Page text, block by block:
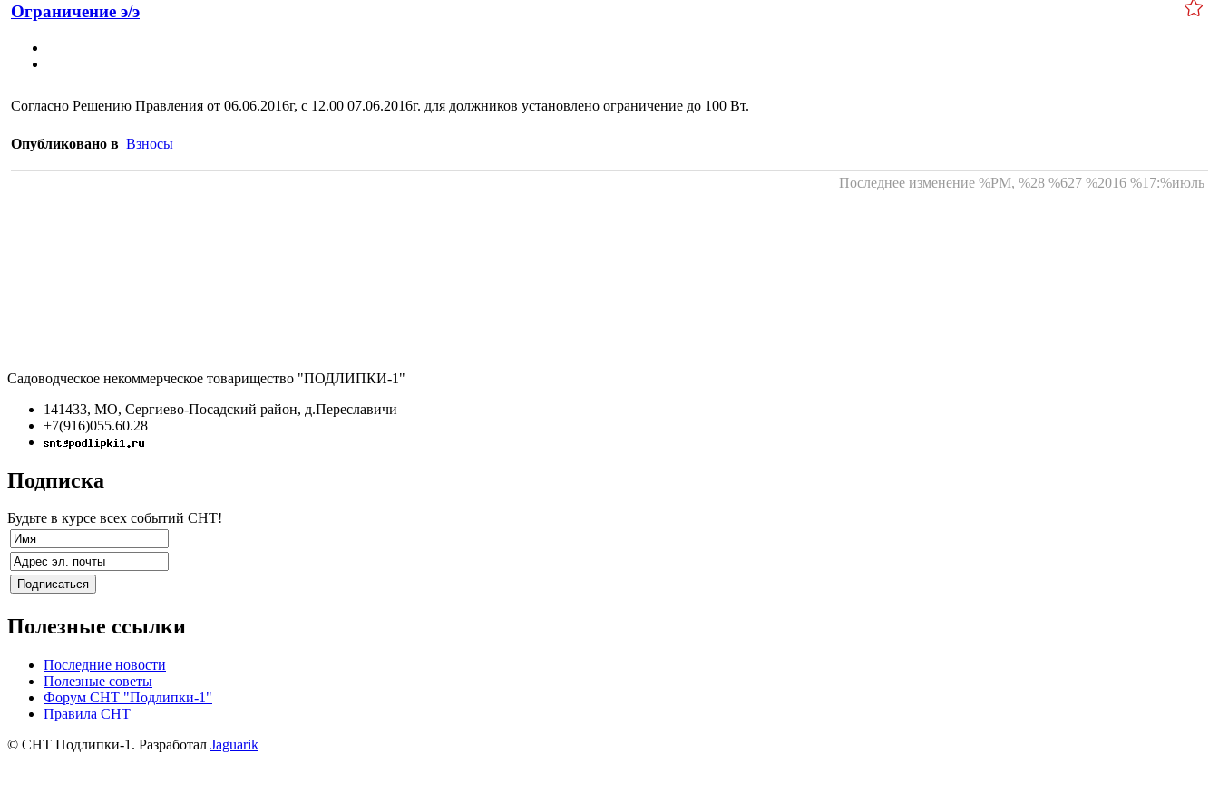
Ограничение э/э
Согласно Решению Правления от 06.06.2016г, с 12.00 07.06.2016г. для должников установлено ограничение до 100 Вт.
Опубликовано в Взносы
Последнее изменение %PM, %28 %627 %2016 %17:%июль
Садоводческое некоммерческое товарищество "ПОДЛИПКИ-1"
141433, МО, Сергиево-Посадский район, д.Переславичи
+7(916)055.60.28
Подписка
Будьте в курсе всех событий СНТ!
Полезные ссылки
Последние новости
Полезные советы
Форум СНТ "Подлипки-1"
Правила СНТ
© СНТ Подлипки-1. Разработал Jaguarik